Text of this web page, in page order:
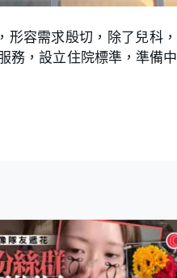
形容需求殷切，除了兒科
務，設立住院標準，準備